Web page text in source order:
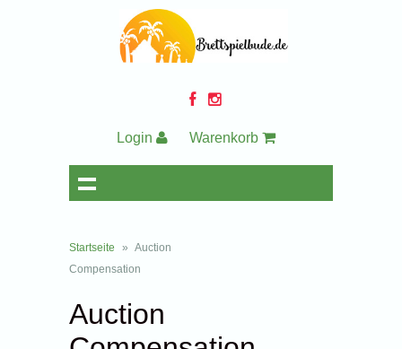
Login Warenkorb
Startseite » Auction
Compensation
Auction